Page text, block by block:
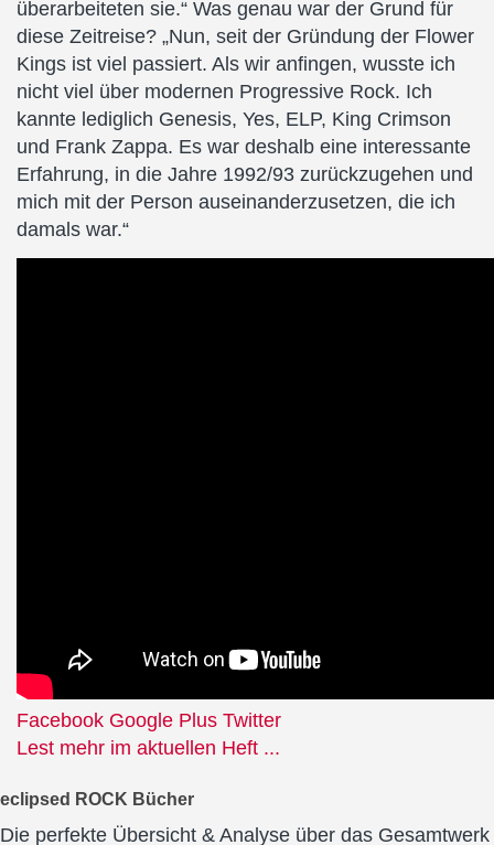
überarbeiteten sie.“ Was genau war der Grund für
diese Zeitreise? „Nun, seit der Gründung der Flower
Kings ist viel passiert. Als wir anfingen, wusste ich
nicht viel über modernen Progressive Rock. Ich
kannte lediglich Genesis, Yes, ELP, King Crimson
und Frank Zappa. Es war deshalb eine interessante
Erfahrung, in die Jahre 1992/93 zurückzugehen und
mich mit der Person auseinanderzusetzen, die ich
damals war.“
Facebook Google Plus Twitter
Lest mehr im aktuellen Heft ...
eclipsed ROCK Bücher
Die perfekte Übersicht & Analyse über das Gesamtwerk